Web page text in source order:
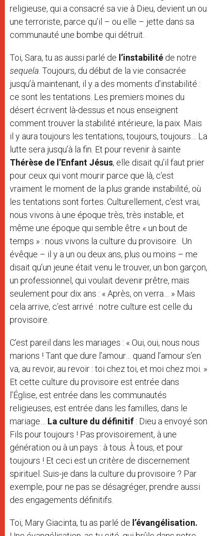
religieuse, qui a consacré sa vie à Dieu, devient un ou
une terroriste, parce qu’il – ou elle – jette dans sa
communauté une bombe qui détruit.
Toi, Sara, tu as aussi parlé de l’instabilité de notre
sequela . Toujours, du début de la vie consacrée
jusqu’à maintenant, il y a des moments d’instabilité :
ce sont les tentations. Les premiers moines du
désert écrivent là-dessus et nous enseignent
comment trouver la stabilité intérieure, la paix. Mais
il y aura toujours les tentations, toujours, toujours… La
lutte sera jusqu’à la fin. Et pour revenir à sainte
Thérèse de l’Enfant Jésus, elle disait qu’il faut prier
pour ceux qui vont mourir parce que là, c’est
vraiment le moment de la plus grande instabilité, où
les tentations sont fortes. Culturellement, c’est vrai,
nous vivons à une époque très, très instable, et
même une époque qui semble être « un bout de
temps » : nous vivons la culture du provisoire. Un
évêque – il y a un ou deux ans, plus ou moins – me
disait qu’un jeune était venu le trouver, un bon garçon,
un professionnel, qui voulait devenir prêtre, mais
seulement pour dix ans : « Après, on verra… » Mais
cela arrive, c’est arrivé : notre culture est celle du
provisoire.
C’est pareil dans les mariages : « Oui, oui, nous nous
marions ! Tant que dure l’amour… quand l’amour s’en
va, au revoir, au revoir : toi chez toi, et moi chez moi. »
Et cette culture du provisoire est entrée dans
l’Église, est entrée dans les communautés
religieuses, est entrée dans les familles, dans le
mariage… La culture du définitif : Dieu a envoyé son
Fils pour toujours ! Pas provisoirement, à une
génération ou à un pays : à tous. À tous, et pour
toujours ! Et ceci est un critère de discernement
spirituel. Suis-je dans la culture du provisoire ? Par
exemple, pour ne pas se désagréger, prendre aussi
des engagements définitifs.
Toi, Mary Giacinta, tu as parlé de l’évangélisation.